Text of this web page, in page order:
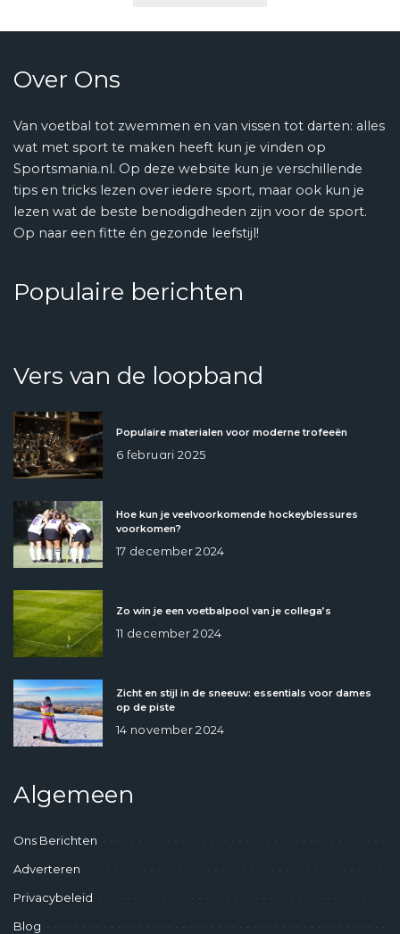
Over Ons
Van voetbal tot zwemmen en van vissen tot darten: alles
wat met sport te maken heeft kun je vinden op
Sportsmania.nl. Op deze website kun je verschillende
tips en tricks lezen over iedere sport, maar ook kun je
lezen wat de beste benodigdheden zijn voor de sport.
Op naar een fitte én gezonde leefstijl!
Populaire berichten
Vers van de loopband
Populaire materialen voor moderne trofeeën
6 februari 2025
Hoe kun je veelvoorkomende hockeyblessures
voorkomen?
17 december 2024
Zo win je een voetbalpool van je collega’s
11 december 2024
Zicht en stijl in de sneeuw: essentials voor dames
op de piste
14 november 2024
Algemeen
Ons Berichten
Adverteren
Privacybeleid
Blog